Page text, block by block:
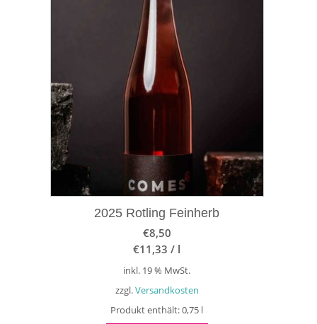
2025 Rotling Feinherb
€8,50
€11,33 / l
inkl. 19 % MwSt.
zzgl.Versandkosten
Produkt enthält: 0,75 l